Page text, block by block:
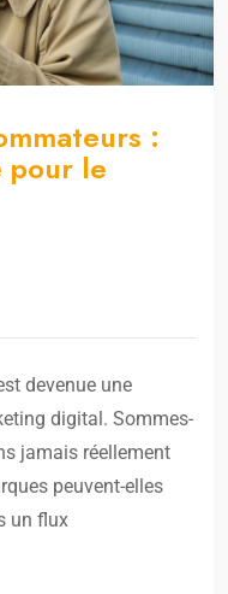
:
pour le
devenue une
digital. Sommes-
jamais réellement
peuvent-elles
un flux